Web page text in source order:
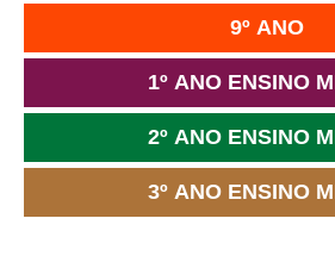
9º ANO
1º ANO ENSINO
2º ANO ENSINO
3º ANO ENSINO